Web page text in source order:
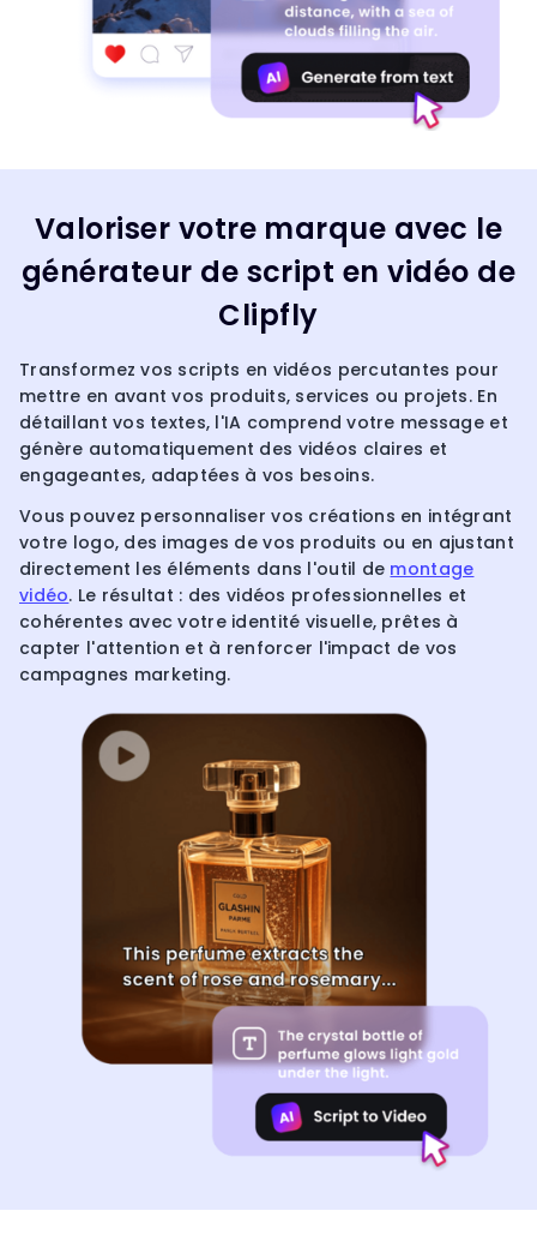
Valoriser votre marque avec le
générateur de script en vidéo de
Clipfly
Transformez vos scripts en vidéos percutantes pour
mettre en avant vos produits, services ou projets. En
détaillant vos textes, l'IA comprend votre message et
génère automatiquement des vidéos claires et
engageantes, adaptées à vos besoins.
Vous pouvez personnaliser vos créations en intégrant
votre logo, des images de vos produits ou en ajustant
directement les éléments dans l'outil de montage
vidéo. Le résultat : des vidéos professionnelles et
cohérentes avec votre identité visuelle, prêtes à
capter l'attention et à renforcer l'impact de vos
campagnes marketing.